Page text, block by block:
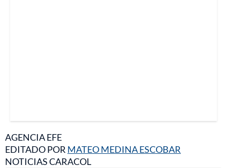
AGENCIA EFE
EDITADO POR MATEO MEDINA ESCOBAR
NOTICIAS CARACOL